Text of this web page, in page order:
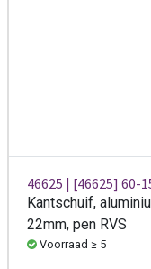
46625 | [46625] 60-
Kantschuif,
22mm, pen RVS
Voorraad ≥ 5